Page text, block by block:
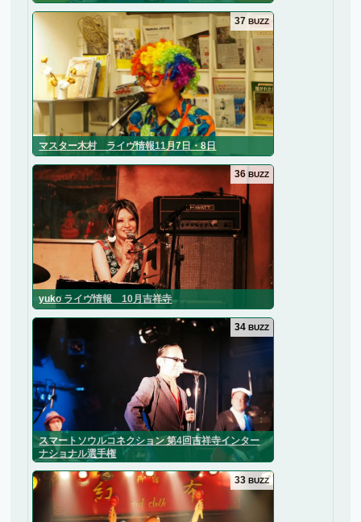
マスター木村 ライヴ情報11月7日・8日
37 BUZZ
yuko ライヴ情報 10月吉祥寺
36 BUZZ
スマートソウルコネクション 第4回吉祥寺インター
ナショナル選手権
34 BUZZ
33 BUZZ